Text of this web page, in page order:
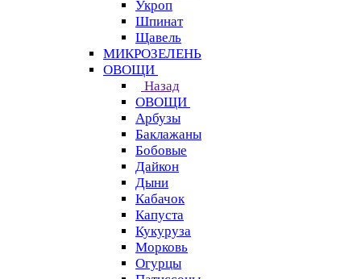
Укроп
Шпинат
Щавель
МИКРОЗЕЛЕНЬ
ОВОЩИ
Назад
ОВОЩИ
Арбузы
Баклажаны
Бобовые
Дайкон
Дыни
Кабачок
Капуста
Кукуруза
Морковь
Огурцы